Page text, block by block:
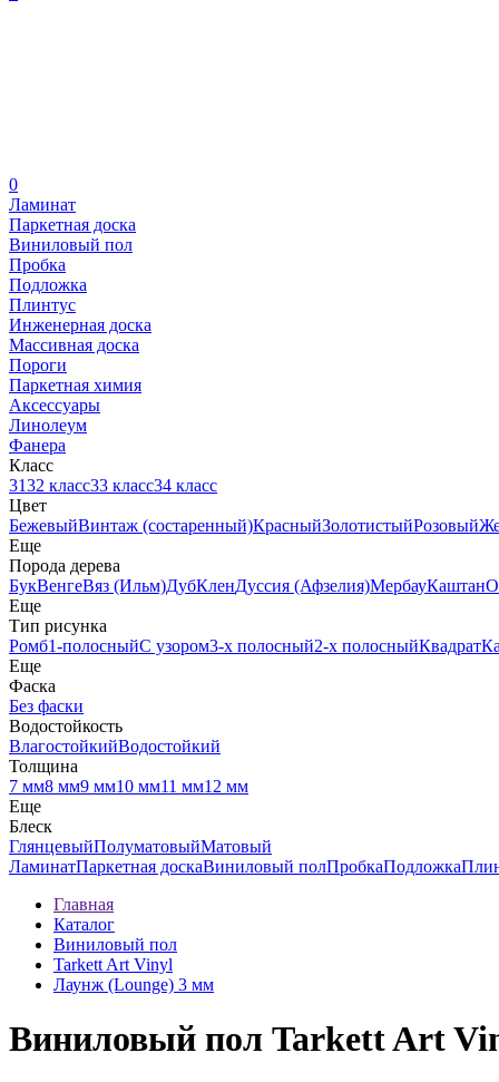
0
Ламинат
Паркетная доска
Виниловый пол
Пробка
Подложка
Плинтус
Инженерная доска
Массивная доска
Пороги
Паркетная химия
Аксессуары
Линолеум
Фанера
Класс
3132 класс33 класс34 класс
Цвет
БежевыйВинтаж (состаренный)КрасныйЗолотистыйРозовый
Еще
Порода дерева
БукВенгеВяз (Ильм)ДубКленДуссия (Афзелия)МербауКаштан
Еще
Тип рисунка
Ромб1-полосныйС узором3-х полосный2-х полосныйКвадрат
Еще
Фаска
Без фаски
Водостойкость
ВлагостойкийВодостойкий
Толщина
7 мм8 мм9 мм10 мм11 мм12 мм
Еще
Блеск
ГлянцевыйПолуматовыйМатовый
ЛаминатПаркетная доскаВиниловый полПробкаПодложка
Главная
Каталог
Виниловый пол
Tarkett Art Vinyl
Лаунж (Lounge) 3 мм
Виниловый пол Tarkett Art